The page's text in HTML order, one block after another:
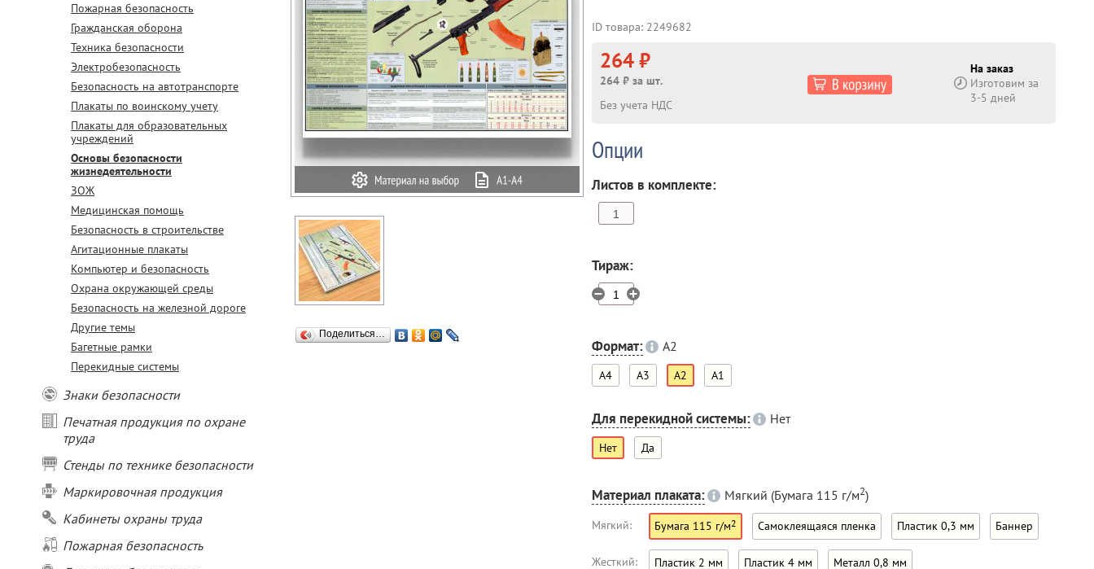
Пожарная безопасность
Гражданская оборона
Техника безопасности
Электробезопасность
Безопасность на автотранспорте
Плакаты по воинскому учету
Плакаты для образовательных
учреждений
Основы безопасности
жизнедеятельности
ЗОЖ
Медицинская помощь
Безопасность в строительстве
Агитационные плакаты
Компьютер и безопасность
Охрана окружающей среды
Безопасность на железной дороге
Другие темы
Багетные рамки
Перекидные системы
Знаки безопасности
Печатная продукция по охране
труда
Стенды по технике безопасности
Маркировочная продукция
Кабинеты охраны труда
Пожарная безопасность
Поделиться…
ID товара: 2249682
264 ₽
264 ₽ за шт.
Без учета НДС
На заказ
Изготовим за
3-5 дней
Опции
Листов в комплекте:
Тираж:
Формат: A2
A4 A3 A2 A1
Для перекидной системы: Нет
Нет Да
Материал плаката: Мягкий (Бумага 115 г/м2)
Мягкий: Бумага 115 г/м2 Самоклеящаяся пленка Пластик 0,3 мм Баннер
Жесткий: Пластик 2 мм Пластик 4 мм Металл 0,8 мм